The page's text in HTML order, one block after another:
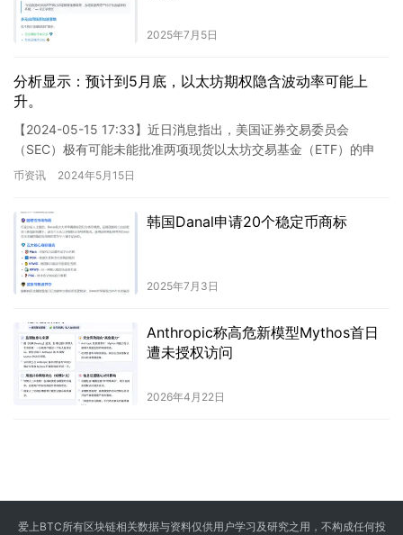
2025年7月5日
分析显示：预计到5月底，以太坊期权隐含波动率可能上
升。
【2024-05-15 17:33】近日消息指出，美国证券交易委员会
（SEC）极有可能未能批准两项现货以太坊交易基金（ETF）的申
请，这导致以太坊期权交易员正加紧准备迎接月底的市场…
币资讯 2024年5月15日
韩国Danal申请20个稳定币商标
2025年7月3日
Anthropic称高危新模型Mythos首日
遭未授权访问
2026年4月22日
爱上BTC所有区块链相关数据与资料仅供用户学习及研究之用，不构成任何投